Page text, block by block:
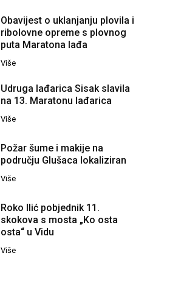
Obavijest o uklanjanju plovila i
ribolovne opreme s plovnog
puta Maratona lađa
Više
Udruga lađarica Sisak slavila
na 13. Maratonu lađarica
Više
Požar šume i makije na
području Glušaca lokaliziran
Više
Roko Ilić pobjednik 11.
skokova s mosta „Ko osta
osta“ u Vidu
Više